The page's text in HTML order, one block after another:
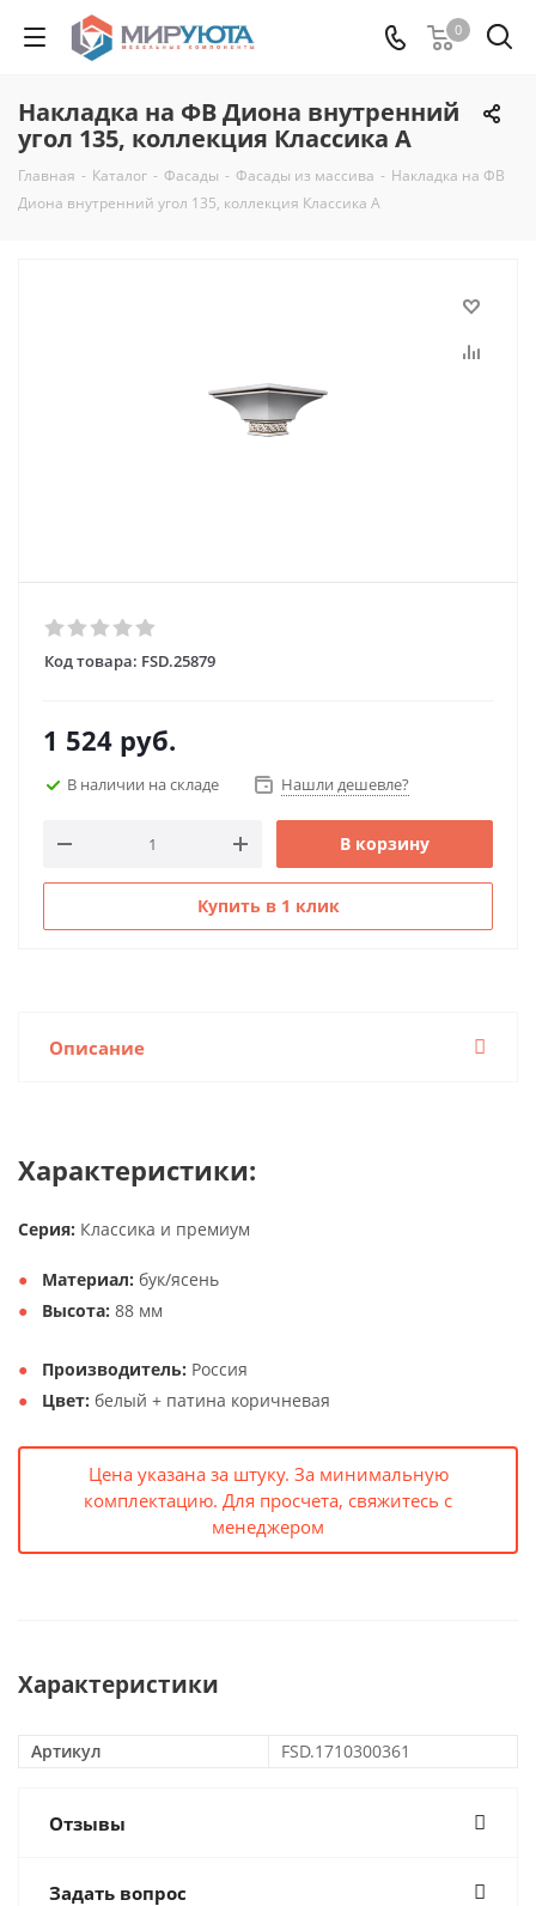
0
Накладка на ФВ Диона внутренний
угол 135, коллекция Классика А
Главная - Каталог - Фасады - Фасады из массива - Накладка на ФВ
Диона внутренний угол 135, коллекция Классика А
Код товара: FSD.25879
1 524 руб.
В наличии на складе Нашли дешевле?
В корзину
Купить в 1 клик
Описание
Характеристики:
Серия: Классика и премиум
Материал: бук/ясень
Высота: 88 мм
Производитель: Россия
Цвет: белый + патина коричневая
Цена указана за штуку. За минимальную
комплектацию. Для просчета, свяжитесь с
менеджером
Характеристики
Артикул FSD.1710300361
Отзывы
Задать вопрос